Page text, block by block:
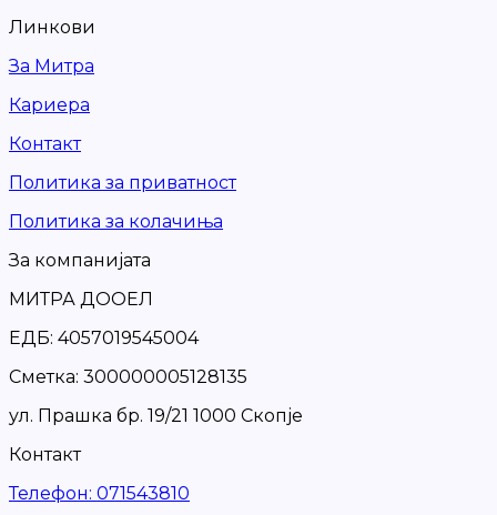
Линкови
За Митра
Кариера
Контакт
Политика за приватност
Политика за колачиња
За компанијата
МИТРА ДООЕЛ
ЕДБ: 4057019545004
Сметка: 300000005128135
ул. Прашка бр. 19/21 1000 Скопје
Контакт
Телефон: 071543810